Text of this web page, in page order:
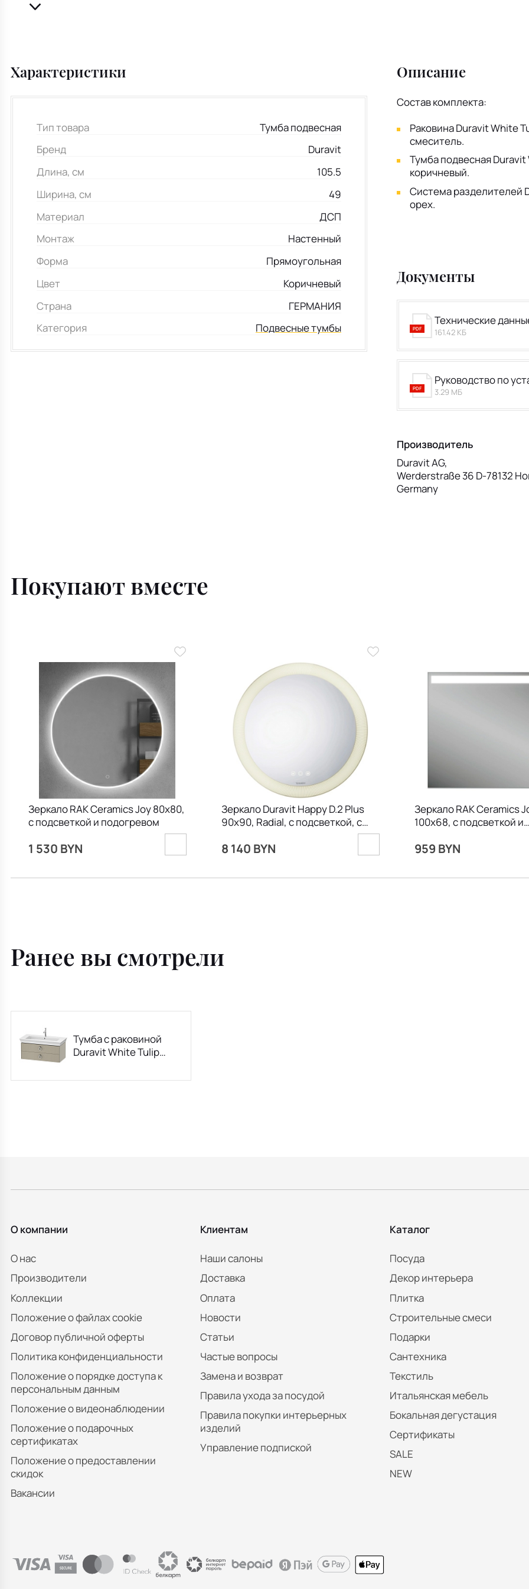
Характеристики
Тип товара
Тумба подвесная
Бренд
Duravit
Длина, см
105.5
Ширина, см
49
Материал
ДСП
Монтаж
Настенный
Форма
Прямоугольная
Цвет
Коричневый
Страна
ГЕРМАНИЯ
Категория
Подвесные тумбы
Описание
Состав комплекта:
Раковина Duravit White
смеситель.
Тумба подвесная
коричневый.
Система разделителей
орех.
Документы
PDF
Технические
161.42 КБ
PDF
Руководство по
3.29 МБ
Производитель
Duravit AG,
Werderstraße 36 D-78132
Germany
Покупают вместе
Зеркало RAK Ceramics Joy 80х80,
с подсветкой и подогревом
1 530 BYN
Зеркало Duravit Happy D.2 Plus
90х90, Radial, с подсветкой, с
8 140 BYN
Зеркало RAK Ceramics
100х68, с подсветкой и
959 BYN
Ранее вы смотрели
Тумба с раковиной
Duravit White Tulip
разделителей, серо-
О компании
О нас
Производители
Коллекции
Положение о файлах cookie
Договор публичной оферты
Политика конфиденциальности
Положение о порядке доступа к
персональным данным
Положение о видеонаблюдении
Положение о подарочных
сертификатах
Положение о предоставлении
скидок
Вакансии
Клиентам
Наши салоны
Доставка
Оплата
Новости
Статьи
Частые вопросы
Замена и возврат
Правила ухода за посудой
Правила покупки интерьерных
изделий
Управление подпиской
Каталог
Посуда
Декор интерьера
Плитка
Строительные смеси
Подарки
Сантехника
Текстиль
Итальянская мебель
Бокальная дегустация
Сертификаты
SALE
NEW